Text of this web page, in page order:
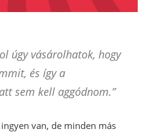
úgy vásárolhatok, hogy
és így a
sem kell aggódnom.”
van, de minden más